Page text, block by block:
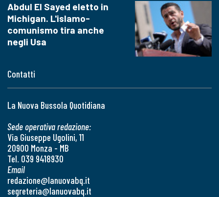
Contatti
La Nuova Bussola Quotidiana
Sede operativa redazione:
Via Giuseppe Ugolini, 11
20900 Monza - MB
Tel. 039 9418930
Email
redazione@lanuovabq.it
segreteria@lanuovabq.it
Abdul El Sayed eletto in
Michigan. L'islamo-
comunismo tira anche
negli Usa